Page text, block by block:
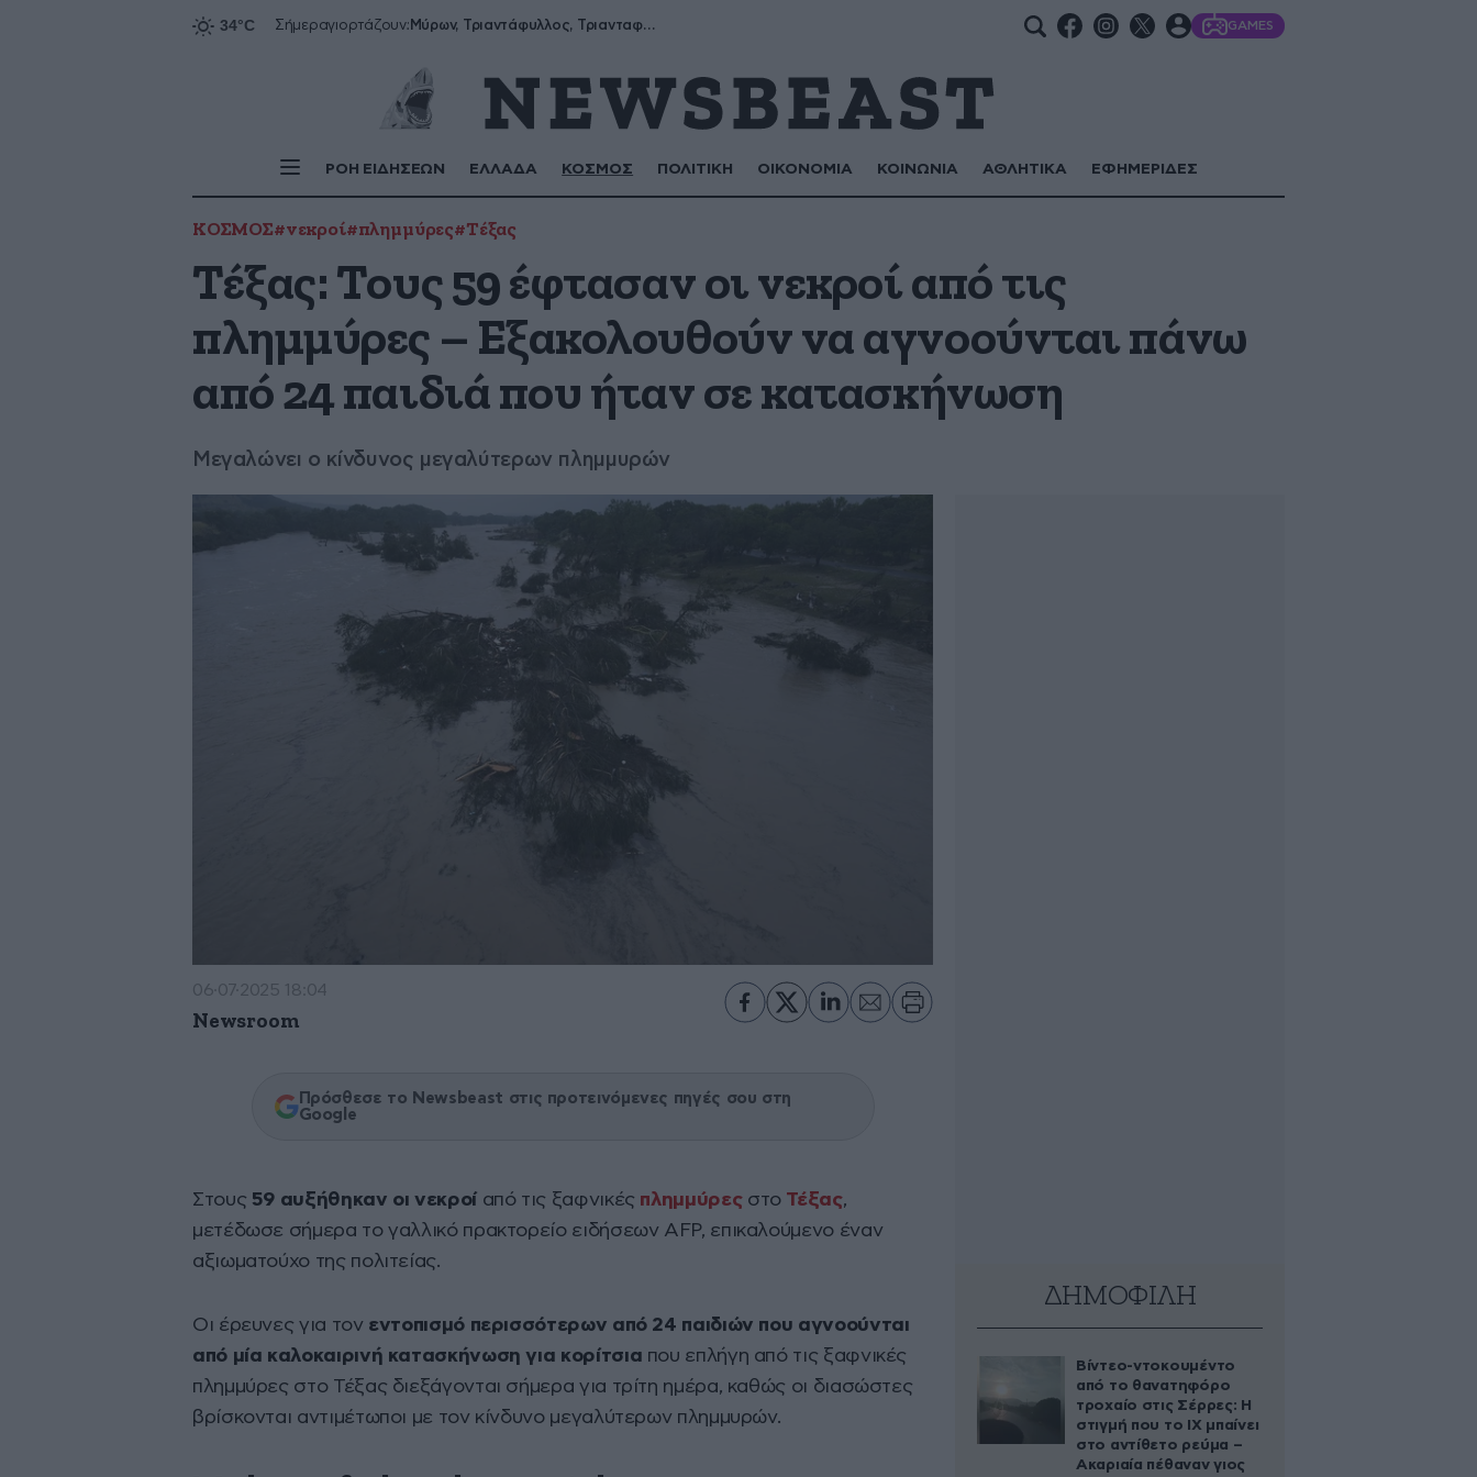
Σήμεραγιορτάζουν: Μύρων, Τριαντάφυλλος, Τριανταφυλλιά, Φυλλιώ, Ρόζα GAMES
ΡΟΗ ΕΙΔΗΣΕΩΝ ΕΛΛΑΔΑ ΚΟΣΜΟΣ ΠΟΛΙΤΙΚΗ ΟΙΚΟΝΟΜΙΑ ΚΟΙΝΩΝΙΑ ΑΘΛΗΤΙΚΑ ΕΦΗΜΕΡΙΔΕΣ
ΚΟΣΜΟΣ#νεκροί#πλημμύρες#Τέξας
Τέξας: Τους 59 έφτασαν οι νεκροί από τις
πλημμύρες – Εξακολουθούν να αγνοούνται πάνω
από 24 παιδιά που ήταν σε κατασκήνωση
Μεγαλώνει ο κίνδυνος μεγαλύτερων πλημμυρών
06·07·2025 18:04
Newsroom
Πρόσθεσε το Newsbeast στις προτεινόμενες πηγές σου στη
Google
Στους 59 αυξήθηκαν οι νεκροίαπό τις ξαφνικές πλημμύρες στο Τέξας,
μετέδωσε σήμερα το γαλλικό πρακτορείο ειδήσεων AFP, επικαλούμενο έναν
αξιωματούχο της πολιτείας.
Οι έρευνες για τον εντοπισμό περισσότερων από 24 παιδιών που αγνοούνται
από μία καλοκαιρινή κατασκήνωση για κορίτσια που επλήγη από τις ξαφνικές
πλημμύρες στο Τέξας διεξάγονται σήμερα για τρίτη ημέρα, καθώς οι διασώστες
βρίσκονται αντιμέτωποι με τον κίνδυνο μεγαλύτερων πλημμυρών.
ΔΗΜΟΦΙΛΗ
Βίντεο-ντοκουμέντο
από το θανατηφόρο
τροχαίο στις Σέρρες: Η
στιγμή που το ΙΧ μπαίνει
στο αντίθετο ρεύμα –
Ακαριαία πέθαναν γιος